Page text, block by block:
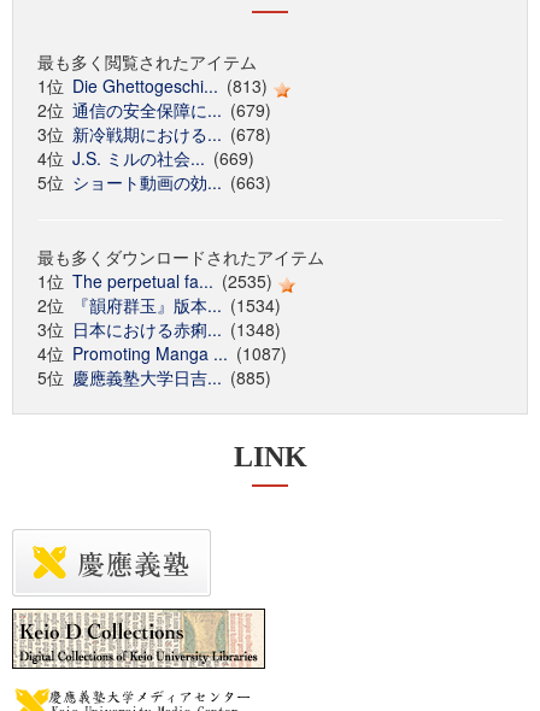
最も多く閲覧されたアイテム
1位 Die Ghettogeschi... (813)
2位 通信の安全保障に... (679)
3位 新冷戦期における... (678)
4位 J.S. ミルの社会... (669)
5位 ショート動画の効... (663)
最も多くダウンロードされたアイテム
1位 The perpetual fa... (2535)
2位
『韻府群玉』版本... (1534)
3位 日本における赤痢... (1348)
4位 Promoting Manga ... (1087)
5位 慶應義塾大学日吉... (885)
LINK